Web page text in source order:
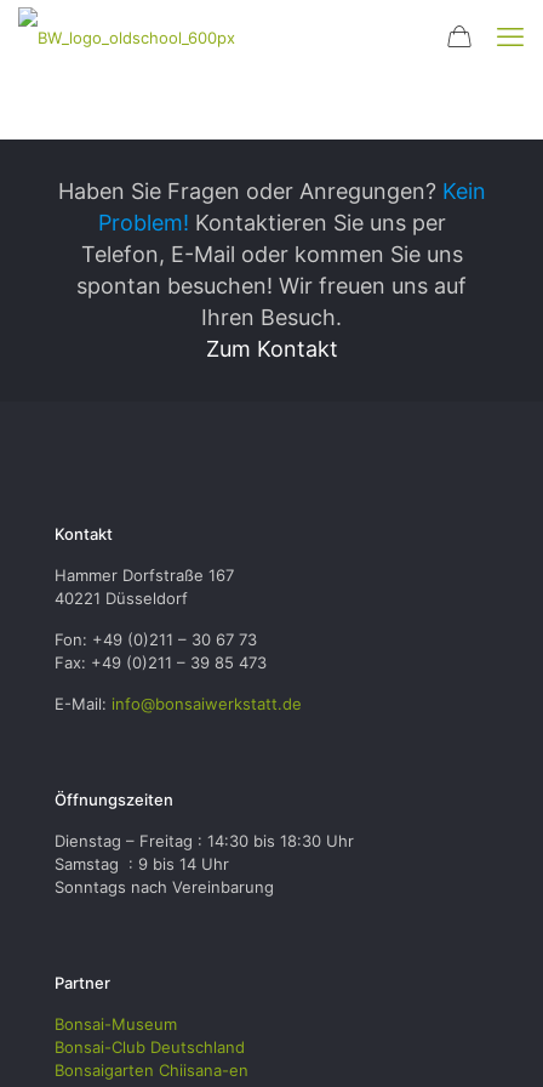
Haben Sie Fragen oder Anregungen? Kein
Problem! Kontaktieren Sie uns per
Telefon, E-Mail oder kommen Sie uns
spontan besuchen! Wir freuen uns auf
Ihren Besuch.
Zum Kontakt
Kontakt
Hammer Dorfstraße 167
40221 Düsseldorf
Fon: +49 (0)211 – 30 67 73
Fax: +49 (0)211 – 39 85 473
E-Mail: info@bonsaiwerkstatt.de
Öffnungszeiten
Dienstag – Freitag : 14:30 bis 18:30 Uhr
Samstag : 9 bis 14 Uhr
Sonntags nach Vereinbarung
Partner
Bonsai-Museum
Bonsai-Club Deutschland
Bonsaigarten Chiisana-en